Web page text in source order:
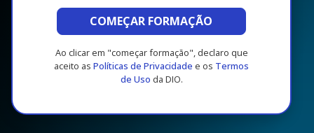
COMEÇAR FORMAÇÃO
Ao clicar em "começar formação", declaro que
aceito as Políticas de Privacidade e os Termos
de Uso da DIO.